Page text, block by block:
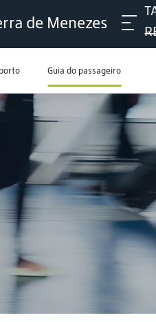
de Menezes
Guia do passageiro